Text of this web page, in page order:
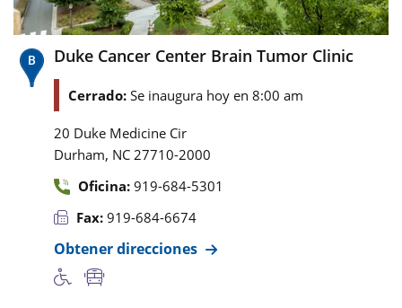
Duke Cancer Center Brain Tumor Clinic
Cerrado: Se inaugura hoy en 8:00 am
20 Duke Medicine Cir
Durham, NC 27710-2000
Oficina: 919-684-5301
Fax: 919-684-6674
Obtener direcciones